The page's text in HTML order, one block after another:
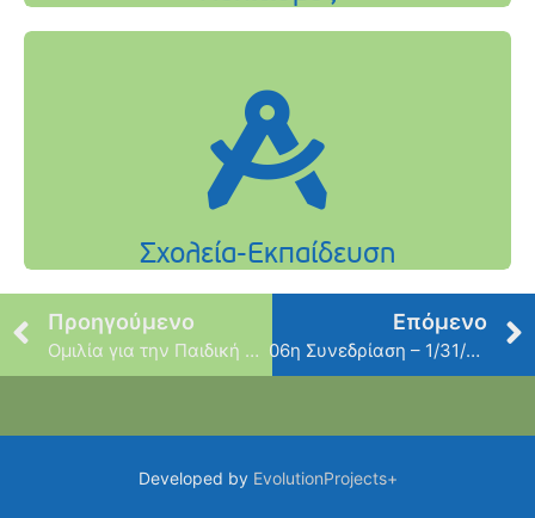
Προηγούμενο
Ομιλία για την Παιδική Παχυσαρκία
Επόμενο
06η Συνεδρίαση – 1/31/2014
Developed by EvolutionProjects+